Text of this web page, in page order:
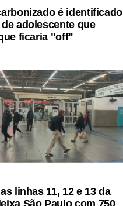
é identificado
adolescente que
ficaria "off"
linhas 11, 12 e 13 da
São Paulo com 750